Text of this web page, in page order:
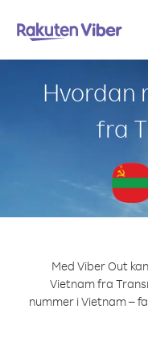
Hvordan
fra
Med Viber Out
Vietnam fra
nummer i Vietnam –